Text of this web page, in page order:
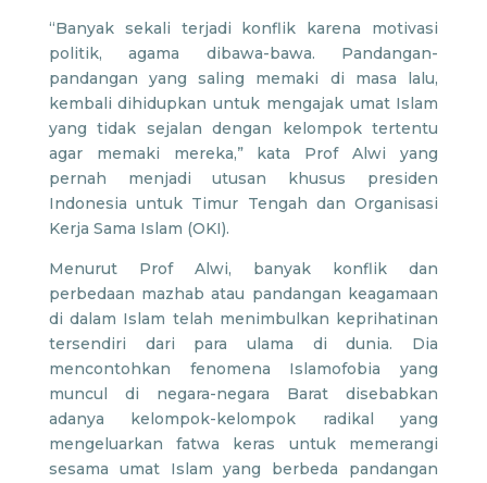
“Banyak sekali terjadi konflik karena motivasi
politik, agama dibawa-bawa. Pandangan-
pandangan yang saling memaki di masa lalu,
kembali dihidupkan untuk mengajak umat Islam
yang tidak sejalan dengan kelompok tertentu
agar memaki mereka,” kata Prof Alwi yang
pernah menjadi utusan khusus presiden
Indonesia untuk Timur Tengah dan Organisasi
Kerja Sama Islam (OKI).
Menurut Prof Alwi, banyak konflik dan
perbedaan mazhab atau pandangan keagamaan
di dalam Islam telah menimbulkan keprihatinan
tersendiri dari para ulama di dunia. Dia
mencontohkan fenomena Islamofobia yang
muncul di negara-negara Barat disebabkan
adanya kelompok-kelompok radikal yang
mengeluarkan fatwa keras untuk memerangi
sesama umat Islam yang berbeda pandangan